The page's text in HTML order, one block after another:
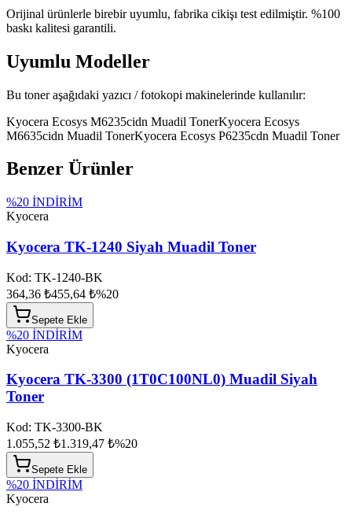
Orijinal ürünlerle birebir uyumlu, fabrika cikişı test edilmiştir. %100
baskı kalitesi garantili.
Uyumlu Modeller
Bu toner aşağıdaki yazıcı / fotokopi makinelerinde kullanılır:
Kyocera Ecosys M6235cidn Muadil TonerKyocera Ecosys
M6635cidn Muadil TonerKyocera Ecosys P6235cdn Muadil Toner
Benzer Ürünler
%20 İNDİRİM
Kyocera
Kyocera TK-1240 Siyah Muadil Toner
Kod: TK-1240-BK
364,36 ₺455,64 ₺%20
Sepete Ekle
%20 İNDİRİM
Kyocera
Kyocera TK-3300 (1T0C100NL0) Muadil Siyah
Toner
Kod: TK-3300-BK
1.055,52 ₺1.319,47 ₺%20
Sepete Ekle
%20 İNDİRİM
Kyocera